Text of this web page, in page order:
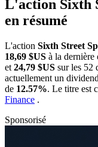
L'action Sixth
en résumé
L'action Sixth Street
18,69 $US à la dernière
et 24,79 $US sur les 52
actuellement un
de 12.57%. Le titre est
Finance .
Sponsorisé